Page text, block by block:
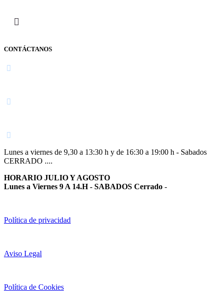
CONTÁCTANOS
Lunes a viernes de 9,30 a 13:30 h y de 16:30 a 19:00 h - Sabados
CERRADO ....
HORARIO JULIO Y AGOSTO
Lunes a Viernes 9 A 14.H - SABADOS Cerrado -
Política de privacidad
Aviso Legal
Política de Cookies